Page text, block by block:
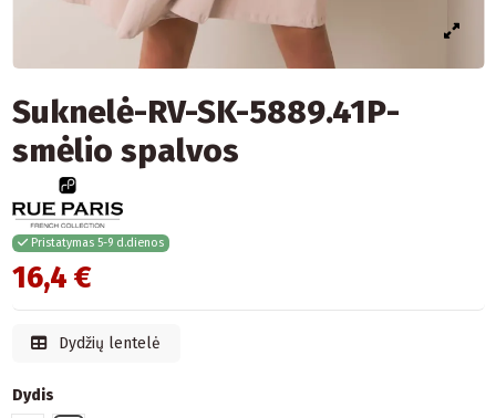
Suknelė-RV-SK-5889.41P-
smėlio spalvos
Pristatymas 5-9 d.dienos
16,4 €
Dydžių lentelė
Dydis